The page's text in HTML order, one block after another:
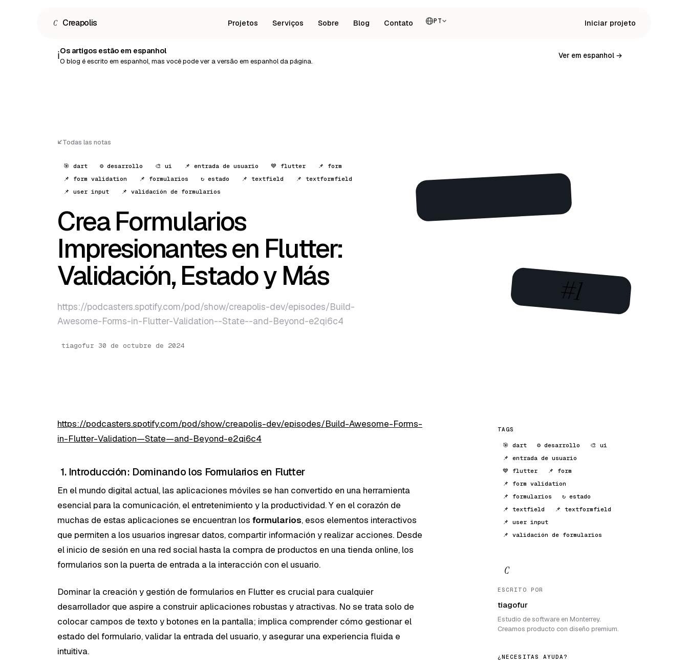
C Creapolis Projetos Serviços Sobre Blog Contato PT Iniciar projeto
ℹ️Os artigos estão em espanhol
O blog é escrito em espanhol, mas você pode ver a versão em espanhol da página.
Ver em espanhol →
Todas las notas
🎯 dart ⚙️ desarrollo 🎨 ui 📌 entrada de usuario 💙 flutter
📌 form
📌 form validation
📌 formularios ↻ estado 📌 textfield
📌 textformfield
📌 user input
📌 validación de formularios
Crea Formularios
Impresionantes en Flutter:
Validación, Estado y Más
https://podcasters.spotify.com/pod/show/creapolis-dev/episodes/Build-
Awesome-Forms-in-Flutter-Validation--State--and-Beyond-e2qi6c4
tiagofur · 30 de octubre de 2024
#1
https://podcasters.spotify.com/pod/show/creapolis-dev/episodes/Build-Awesome-Forms-
in-Flutter-Validation—State—and-Beyond-e2qi6c4
1. Introducción: Dominando los Formularios en Flutter
En el mundo digital actual, las aplicaciones móviles se han convertido en una herramienta
esencial para la comunicación, el entretenimiento y la productividad. Y en el corazón de
muchas de estas aplicaciones se encuentran los formularios, esos elementos interactivos
que permiten a los usuarios ingresar datos, compartir información y realizar acciones. Desde
el inicio de sesión en una red social hasta la compra de productos en una tienda online, los
formularios son la puerta de entrada a la interacción con el usuario.
Dominar la creación y gestión de formularios en Flutter es crucial para cualquier
desarrollador que aspire a construir aplicaciones robustas y atractivas. No se trata solo de
colocar campos de texto y botones en la pantalla; implica comprender cómo gestionar el
estado del formulario, validar la entrada del usuario, y asegurar una experiencia fluida e
intuitiva.
TAGS
🎯 dart ⚙️ desarrollo
🎨 ui
📌 entrada de usuario
💙 flutter
📌 form
📌 form validation
📌 formularios
↻ estado
📌 textfield
📌 textformfield
📌 user input
📌 validación de formularios
C
ESCRITO POR
tiagofur
Estudio de software en Monterrey.
Creamos producto con diseño premium.
¿NECESITAS AYUDA?